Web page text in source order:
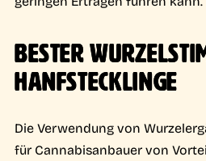
BESTER
HANFSTECKLINGE
Die Verwendung von
für Cannabisanbauer von